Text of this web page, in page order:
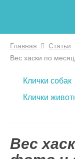
Вы здесь
Главная Статьи
Вес хаски по
Клички собак
Клички
Вес